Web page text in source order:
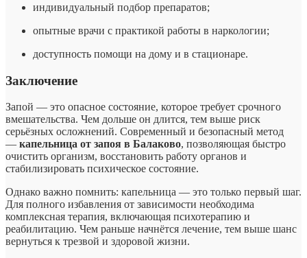
индивидуальный подбор препаратов;
опытные врачи с практикой работы в наркологии;
доступность помощи на дому и в стационаре.
Заключение
Запой — это опасное состояние, которое требует срочного
вмешательства. Чем дольше он длится, тем выше риск
серьёзных осложнений. Современный и безопасный метод
— капельница от запоя в Балаково, позволяющая быстро
очистить организм, восстановить работу органов и
стабилизировать психическое состояние.
Однако важно помнить: капельница — это только первый шаг.
Для полного избавления от зависимости необходима
комплексная терапия, включающая психотерапию и
реабилитацию. Чем раньше начнётся лечение, тем выше шанс
вернуться к трезвой и здоровой жизни.